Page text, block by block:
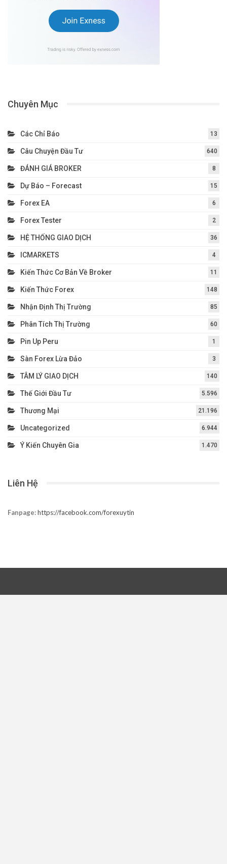
Chuyên Mục
Các Chỉ Báo 13
Câu Chuyện Đầu Tư 640
ĐÁNH GIÁ BROKER 8
Dự Báo – Forecast 15
Forex EA 6
Forex Tester 2
HỆ THỐNG GIAO DỊCH 36
ICMARKETS 4
Kiến Thức Cơ Bản Về Broker 11
Kiến Thức Forex 148
Nhận Định Thị Trường 85
Phân Tích Thị Trường 60
Pin Up Peru 1
Sàn Forex Lừa Đảo 3
TÂM LÝ GIAO DỊCH 140
Thế Giới Đầu Tư 5.596
Thương Mại 21.196
Uncategorized 6.944
Ý Kiến Chuyên Gia 1.470
Liên Hệ
Fanpage:https://facebook.com/forexuytin